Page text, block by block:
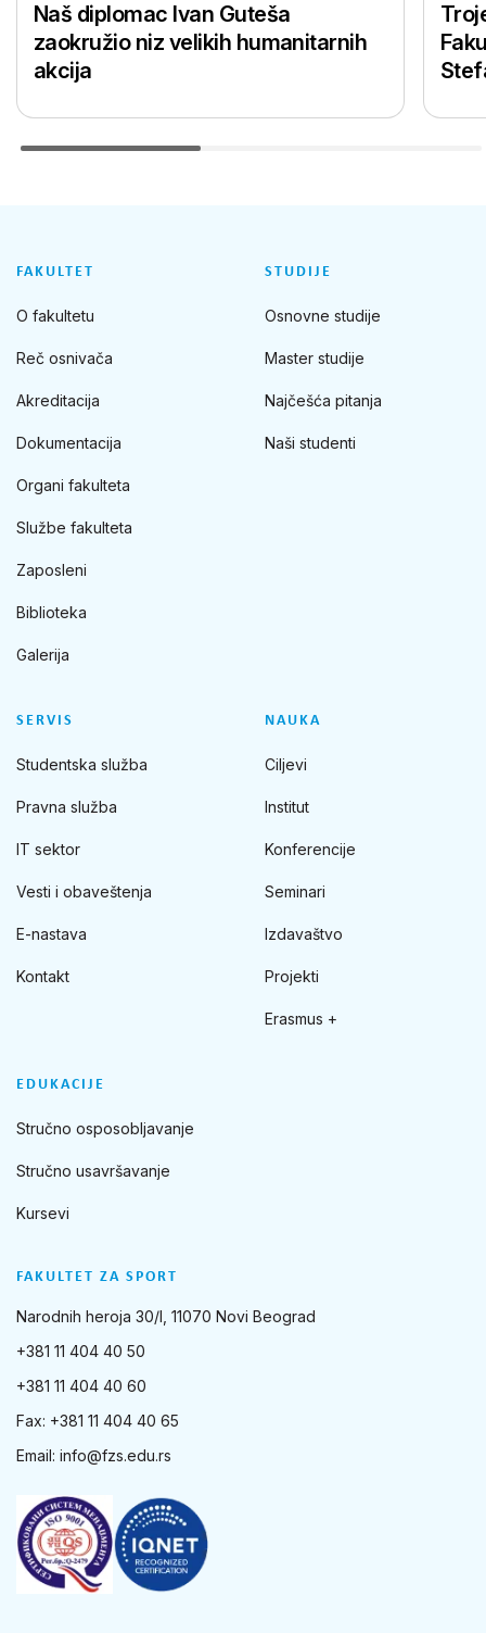
Naš diplomac Ivan Guteša
zaokružio niz velikih humanitarnih
akcija
FAKULTET ZA SPORT
Narodnih heroja 30/I, 11070 Novi Beograd
+381 11 404 40 50
+381 11 404 40 60
Fax: +381 11 404 40 65
Email: info@fzs.edu.rs
FAKULTET
O fakultetu
Reč osnivača
Akreditacija
Dokumentacija
Organi fakulteta
Službe fakulteta
Zaposleni
Biblioteka
Galerija
STUDIJE
Osnovne studije
Master studije
Najčešća pitanja
Naši studenti
SERVIS
Studentska služba
Pravna služba
IT sektor
Vesti i obaveštenja
E-nastava
Kontakt
NAUKA
Ciljevi
Institut
Konferencije
Seminari
Izdavaštvo
Projekti
Erasmus +
EDUKACIJE
Stručno osposobljavanje
Stručno usavršavanje
Kursevi